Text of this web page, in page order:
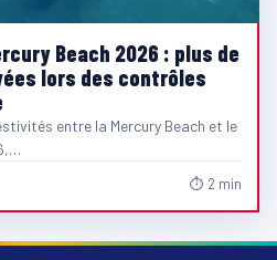
Beach 2026 : plus de
lors des contrôles
entre la Mercury Beach et le
⏱ 2 min